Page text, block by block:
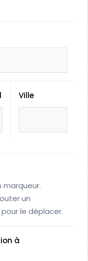
Ville
marqueur.
un
le déplacer.
à